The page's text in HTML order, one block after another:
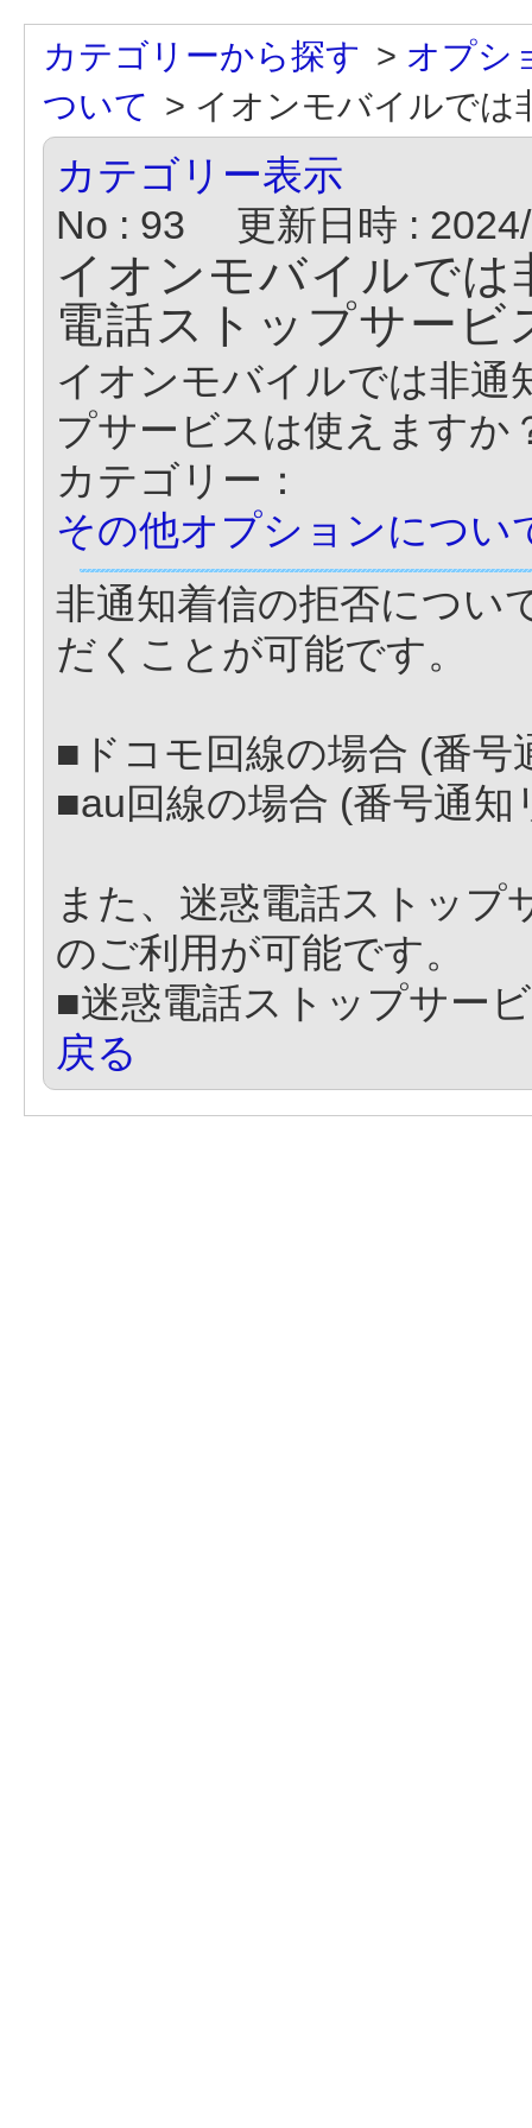
カテゴリーから探す > オプシ
ついて > イオンモバイルでは
カテゴリー表示
No : 93
更新日時 :
イオンモバイルでは
電話ストップサービ
イオンモバイルでは非通
プサービスは使えますか
カテゴリー：
その他オプションについ
非通知着信の拒否につい
だくことが可能です。
■ドコモ回線の場合 (番
■au回線の場合 (番号通
また、迷惑電話ストップ
のご利用が可能です。
■迷惑電話ストップサー
戻る